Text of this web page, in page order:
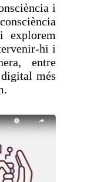
i
explorem
hi i
entre
més